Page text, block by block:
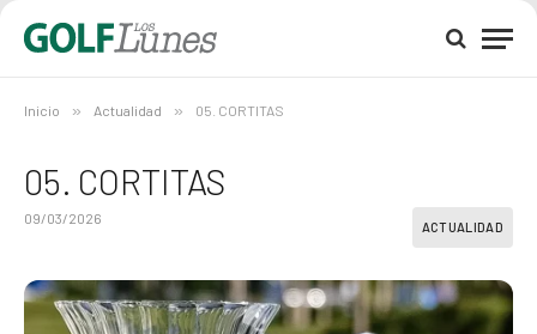
Inicio » Actualidad » 05. CORTITAS
05. CORTITAS
09/03/2026
ACTUALIDAD